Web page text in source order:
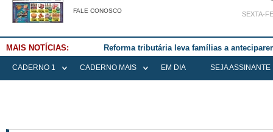
FALE CONOSCO SEXTA-
MAIS NOTÍCIAS: Falece Elena Menoia Cesarin
CADERNO 1 CADERNO MAIS EM DIA SEJA ASSINANTE